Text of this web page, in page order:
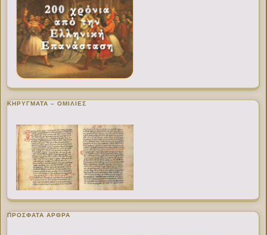
ΚΗΡΥΓΜΑΤΑ – ΟΜΙΛΙΕΣ
ΠΡΌΣΦΑΤΑ ΆΡΘΡΑ